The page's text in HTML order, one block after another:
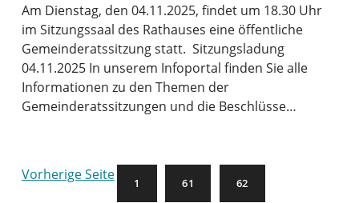
Am Dienstag, den 04.11.2025, findet um 18.30 Uhr
im Sitzungssaal des Rathauses eine öffentliche
Gemeinderatssitzung statt. Sitzungsladung
04.11.2025 In unserem Infoportal finden Sie alle
Informationen zu den Themen der
Gemeinderatssitzungen und die Beschlüsse…
Vorherige Seite
1 61 62